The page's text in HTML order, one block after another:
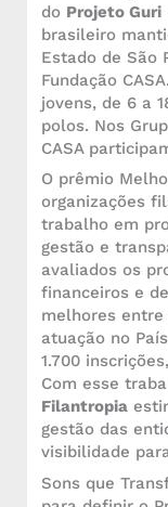
do Projeto Guri
brasileiro
Estado de São
Fundação
jovens, de 6 a
polos. Nos
CASA
O prêmio
organizações
trabalho em
gestão e
avaliados os
financeiros e
melhores
atuação no
1.700
Com esse
Filantropia
gestão das
visibilidade
Sons que